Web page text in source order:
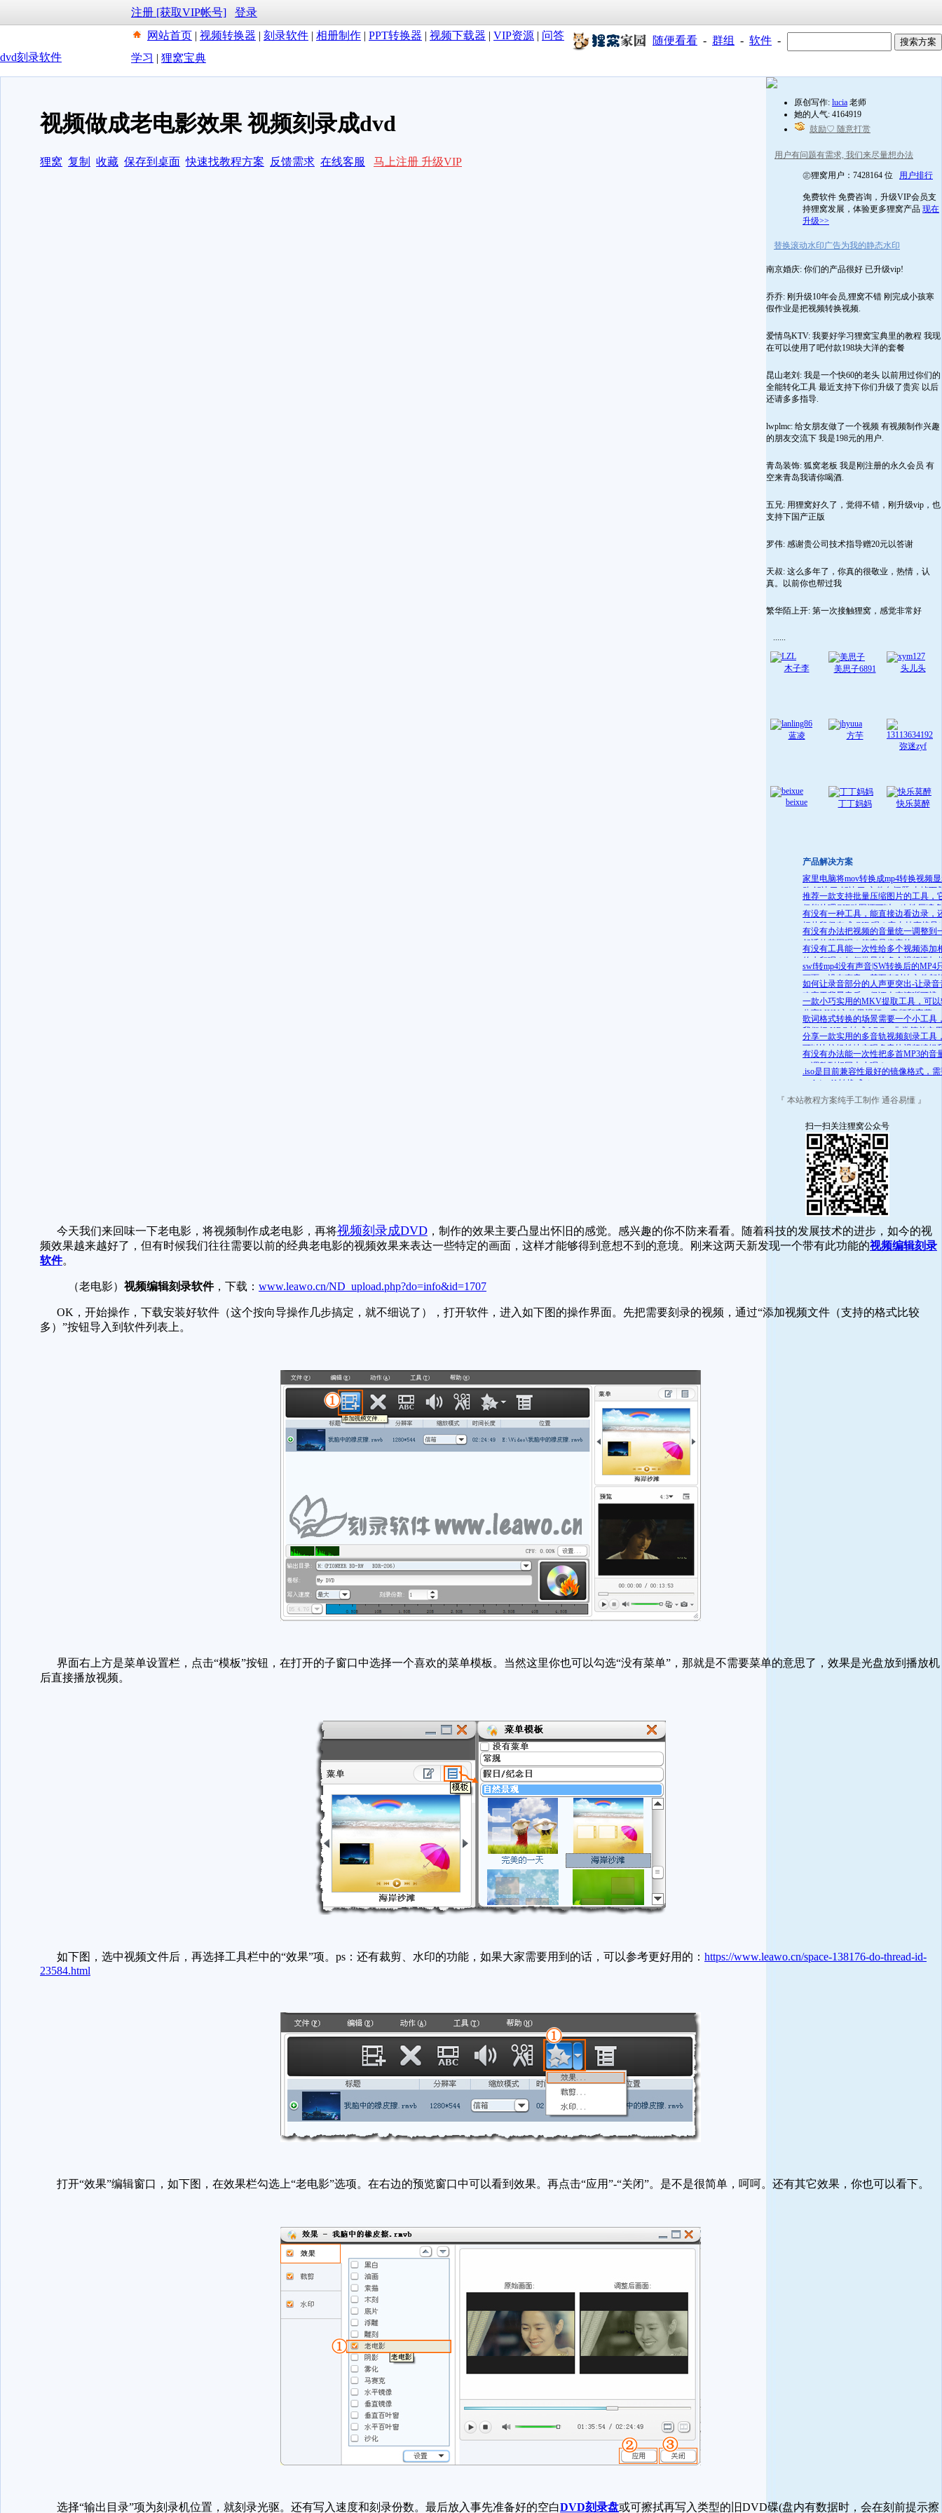
注册 [获取VIP帐号]
登录
网站首页 | 视频转换器 | 刻录软件 | 相册制作 | PPT转换器 | 视频下载器 | VIP资源 | 问答
学习 | 狸窝宝典
随便看看 - 群组 - 软件 -
dvd刻录软件
原创写作: lucia 老师
她的人气: 4164919
鼓励♡ 随意打赏
用户有问题有需求, 我们来尽量想办法
㊣狸窝用户：7428164 位 用户排行
免费软件 免费咨询，升级VIP会员支
持狸窝发展，体验更多狸窝产品 现在
升级>>
替换滚动水印广告为我的静态水印
南京婚庆: 你们的产品很好 已升级vip!
乔乔: 刚升级10年会员,狸窝不错 刚完成小孩寒
假作业是把视频转换视频.
爱情鸟KTV: 我要好学习狸窝宝典里的教程 我现
在可以使用了吧付款198块大洋的套餐
昆山老刘: 我是一个快60的老头 以前用过你们的
全能转化工具 最近支持下你们升级了贵宾 以后
还请多多指导.
lwplmc: 给女朋友做了一个视频 有视频制作兴趣
的朋友交流下 我是198元的用户.
青岛装饰: 狐窝老板 我是刚注册的永久会员 有
空来青岛我请你喝酒.
五兄: 用狸窝好久了，觉得不错，刚升级vip，也
支持下国产正版
罗伟: 感谢贵公司技术指导赠20元以答谢
天叔: 这么多年了，你真的很敬业，热情，认
真。以前你也帮过我
繁华陌上开: 第一次接触狸窝，感觉非常好
......
木子李 美思子6891 头儿头
蓝凌
方芋
弥迷zyf
beixue 丁丁妈妈 快乐莫醉
产品解决方案
家里电脑将mov转换成mp4转换视频
败 解决了:解决了 文件名问题 去掉下
就可
推荐一款支持批量压缩图片的工具，
仅能处理GIF动图还可以一次性压缩
件
有没有一种工具，能直接边看边录，
把片段保存成 GIF 呢？它支持直接导
GIF 格式，
有没有办法把视频的音量统一调整到
舒适的范围呢？答案是肯定的
有没有工具能一次性给多个视频添加
的水印呢？如何批量给多个视频添加
的水印
swf转mp4没有声音|SW转换后的MP4
画面，没有声音，甚至有时连文件都
开
如何让录音部分的人声更突出-让录音
略高于背景音乐，保证人声清晰可辨
一款小巧实用的MKV提取工具，可
分离MKV文件里视频、音频和字幕
歌词格式转换的场景需要一个小工具
我们把 KRC 转成 LRC，非常简单实
分享一款实用的多音轨视频刻录工具
可以比较轻松地实现多音轨视频编辑
录
有没有办法能一次性把多首MP3的音
一调整到相同大小呢？
.iso是目前兼容性最好的镜像格式，
.mds/.mdf 转换成 .iso
『 本站教程方案纯手工制作 通谷易懂 』
扫一扫关注狸窝公众号
视频做成老电影效果 视频刻录成dvd
狸窝 复制 收藏 保存到桌面 快速找教程方案 反馈需求 在线客服 马上注册 升级VIP
今天我们来回味一下老电影，将视频制作成老电影，再将视频刻录成DVD ，制作的效果主要凸显出怀旧的感觉。感兴趣的你不防来看看。随着科技的发展技术的进步，如今的视
频效果越来越好了，但有时候我们往往需要以前的经典老电影的视频效果来表达一些特定的画面，这样才能够得到意想不到的意境。刚来这两天新发现一个带有此功能的视频编辑刻录
软件。
（老电影） 视频编辑刻录软件，下载： www.leawo.cn/ND_upload.php?do=info&id=1707
OK，开始操作，下载安装好软件（这个按向导操作几步搞定，就不细说了），打开软件，进入如下图的操作界面。先把需要刻录的视频，通过“添加视频文件（支持的格式比较
多）”按钮导入到软件列表上。
界面右上方是菜单设置栏，点击“模板”按钮，在打开的子窗口中选择一个喜欢的菜单模板。当然这里你也可以勾选“没有菜单”，那就是不需要菜单的意思了，效果是光盘放到播放机
后直接播放视频。
如下图，选中视频文件后，再选择工具栏中的“效果”项。ps：还有裁剪、水印的功能，如果大家需要用到的话，可以参考更好用的： https://www.leawo.cn/space-138176-do-thread-id-
23584.html
打开“效果”编辑窗口，如下图，在效果栏勾选上“老电影”选项。在右边的预览窗口中可以看到效果。再点击“应用”-“关闭”。是不是很简单，呵呵。还有其它效果，你也可以看下。
选择“输出目录”项为刻录机位置，就刻录光驱。还有写入速度和刻录份数。最后放入事先准备好的空白DVD刻录盘或可擦拭再写入类型的旧DVD碟(盘内有数据时，会在刻前提示擦